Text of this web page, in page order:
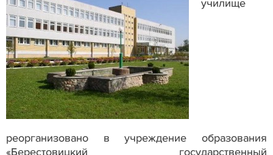
училище
реорганизовано в учреждение образования
«Берестовицкий государственный